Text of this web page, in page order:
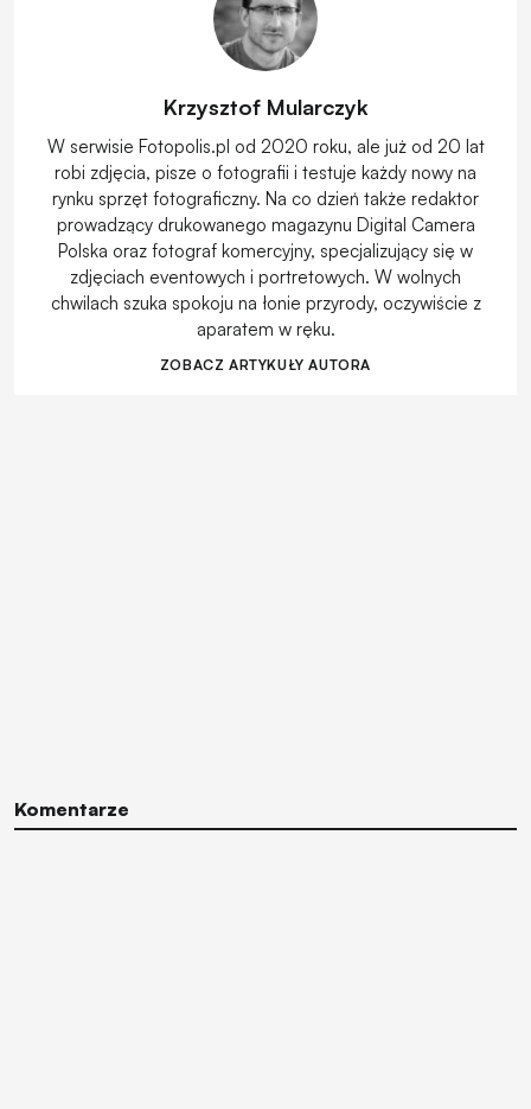
Krzysztof Mularczyk
W serwisie Fotopolis.pl od 2020 roku, ale już od 20 lat
robi zdjęcia, pisze o fotografii i testuje każdy nowy na
rynku sprzęt fotograficzny. Na co dzień także redaktor
prowadzący drukowanego magazynu Digital Camera
Polska oraz fotograf komercyjny, specjalizujący się w
zdjęciach eventowych i portretowych. W wolnych
chwilach szuka spokoju na łonie przyrody, oczywiście z
aparatem w ręku.
ZOBACZ ARTYKUŁY AUTORA
Komentarze